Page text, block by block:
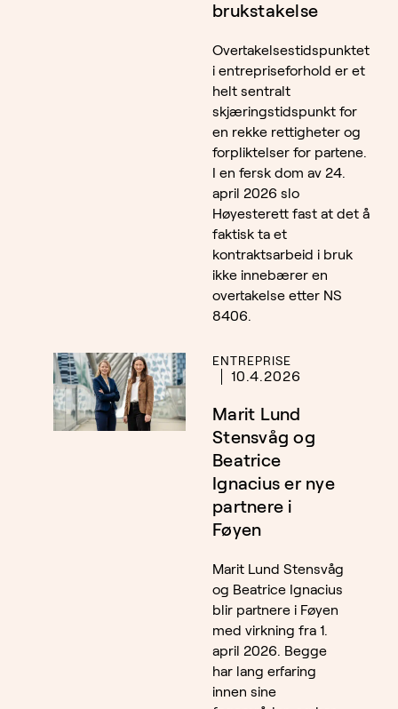
brukstakelse
Overtakelsestidspunktet
i entrepriseforhold er et
helt sentralt
skjæringstidspunkt for
en rekke rettigheter og
forpliktelser for partene.
I en fersk dom av 24.
april 2026 slo
Høyesterett fast at det å
faktisk ta et
kontraktsarbeid i bruk
ikke innebærer en
overtakelse etter NS
8406.
ENTREPRISE
10.4.2026
Marit Lund
Stensvåg og
Beatrice
Ignacius er nye
partnere i
Føyen
Marit Lund Stensvåg
og Beatrice Ignacius
blir partnere i Føyen
med virkning fra 1.
april 2026. Begge
har lang erfaring
innen sine